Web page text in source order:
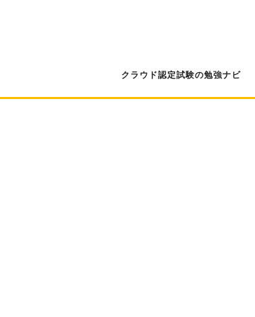
ス
クラウド認定試験の勉強ナビ